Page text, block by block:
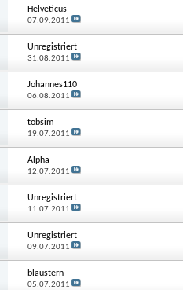
Helveticus
07.09.2011
Unregistriert
31.08.2011
Johannes110
06.08.2011
tobsim
19.07.2011
Alpha
12.07.2011
Unregistriert
11.07.2011
Unregistriert
09.07.2011
blaustern
05.07.2011